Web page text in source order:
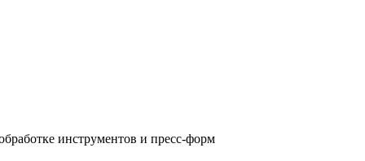
инструментов и пресс-форм